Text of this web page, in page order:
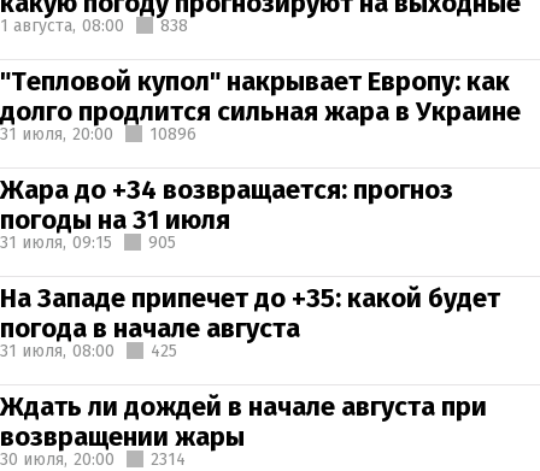
1 августа, 08:00 838
"Тепловой купол" накрывает Европу: как
долго продлится сильная жара в Украине
31 июля, 20:00 10896
Жара до +34 возвращается: прогноз
погоды на 31 июля
31 июля, 09:15 905
На Западе припечет до +35: какой будет
погода в начале августа
31 июля, 08:00 425
Ждать ли дождей в начале августа при
возвращении жары
30 июля, 20:00 2314